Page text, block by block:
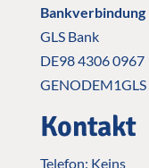
Bankverbindung
GLS Bank
DE98 4306
GENODEM1GLS
Kontakt
Telefon: Keins